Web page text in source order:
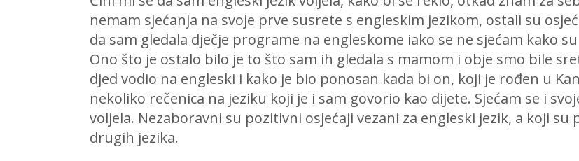
nemam sjećanja na svoje prve susrete s engleskim jezikom, ostali su
da sam gledala dječje programe na engleskome iako se ne sjećam kako
Ono što je ostalo bilo je to što sam ih gledala s mamom i obje smo bile
djed vodio na engleski i kako je bio ponosan kada bi on, koji je rođen u
nekoliko rečenica na jeziku koji je i sam govorio kao dijete. Sjećam se i
voljela. Nezaboravni su pozitivni osjećaji vezani za engleski jezik, a koji
drugih jezika.